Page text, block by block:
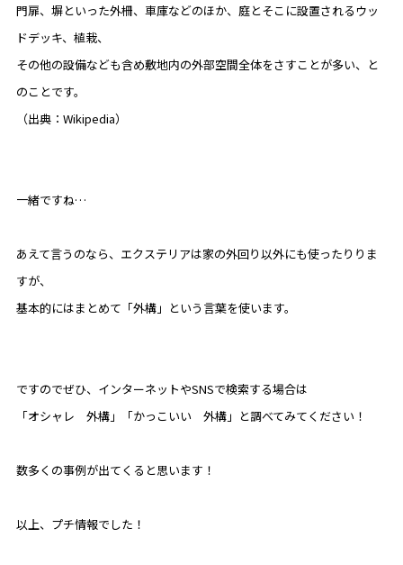
門扉、塀といった外柵、車庫などのほか、庭とそこに設置されるウッ
ドデッキ、植栽、
その他の設備なども含め敷地内の外部空間全体をさすことが多い、と
のことです。
（出典：Wikipedia）
一緒ですね…
あえて言うのなら、エクステリアは家の外回り以外にも使ったりりま
すが、
基本的にはまとめて「外構」という言葉を使います。
ですのでぜひ、インターネットやSNSで検索する場合は
「オシャレ 外構」「かっこいい 外構」と調べてみてください！
数多くの事例が出てくると思います！
以上、プチ情報でした！